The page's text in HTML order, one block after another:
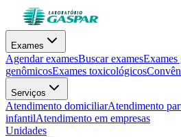
Exames
Agendar examesBuscar examesExames
genômicosExames toxicológicos
Serviços
Atendimento domiciliarAtendimento
infantilAtendimento em empresas
Unidades